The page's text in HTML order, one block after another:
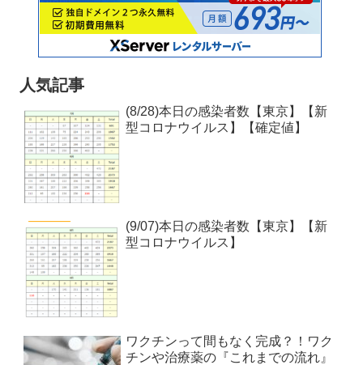
人気記事
(8/28)本日の感染者数【東京】【新
型コロナウイルス】【確定値】
(9/07)本日の感染者数【東京】【新
型コロナウイルス】
ワクチンって間もなく完成？！ワク
チンや治療薬の『これまでの流れ』